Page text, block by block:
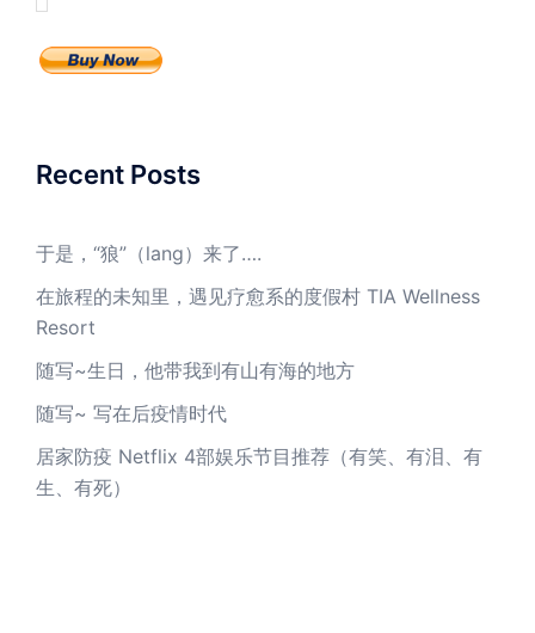
Recent Posts
于是，“狼”（lang）来了….
在旅程的未知里，遇见疗愈系的度假村 TIA Wellness
Resort
随写~生日，他带我到有山有海的地方
随写~ 写在后疫情时代
居家防疫 Netflix 4部娱乐节目推荐（有笑、有泪、有
生、有死）